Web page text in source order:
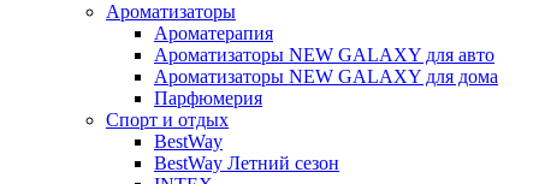
Ароматизаторы
Ароматерапия
Ароматизаторы NEW GALAXY для авто
Ароматизаторы NEW GALAXY для дома
Парфюмерия
Спорт и отдых
BestWay
BestWay Летний сезон